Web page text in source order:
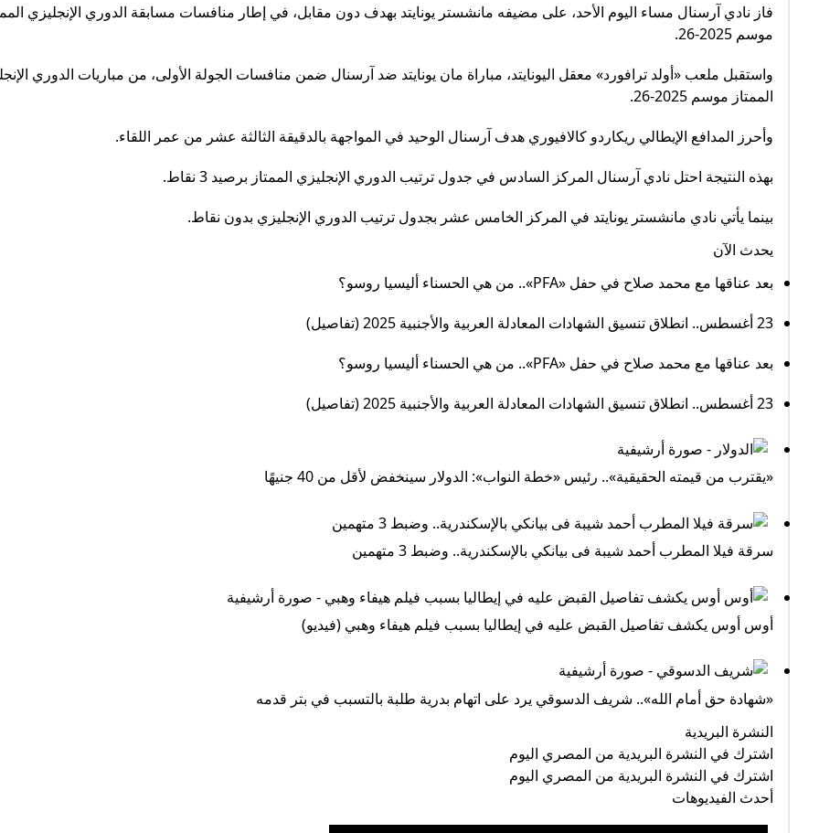
فاز نادي آرسنال مساء اليوم الأحد، على مضيفه مانشستر يونايتد بهدف دون مقابل، في إطار منافسات مسابقة الدوري الإنجليزي
موسم 2025-26.
واستقبل ملعب «أولد ترافورد» معقل اليونايتد، مباراة مان يونايتد ضد آرسنال ضمن منافسات الجولة الأولى، من مباريات الدوري
الممتاز موسم 2025-26.
وأحرز المدافع الإيطالي ريكاردو كالافيوري هدف آرسنال الوحيد في المواجهة بالدقيقة الثالثة عشر من عمر اللقاء.
بهذه النتيجة احتل نادي آرسنال المركز السادس في جدول ترتيب الدوري الإنجليزي الممتاز برصيد 3 نقاط.
بينما يأتي نادي مانشستر يونايتد في المركز الخامس عشر بجدول ترتيب الدوري الإنجليزي بدون نقاط.
يحدث الآن
بعد عناقها مع محمد صلاح في حفل «PFA».. من هي الحسناء أليسيا روسو؟
23 أغسطس.. انطلاق تنسيق الشهادات المعادلة العربية والأجنبية 2025 (تفاصيل)
بعد عناقها مع محمد صلاح في حفل «PFA».. من هي الحسناء أليسيا روسو؟
23 أغسطس.. انطلاق تنسيق الشهادات المعادلة العربية والأجنبية 2025 (تفاصيل)
«يقترب من قيمته الحقيقية».. رئيس «خطة النواب»: الدولار سينخفض لأقل من 40 جنيهًا
سرقة فيلا المطرب أحمد شيبة فى بيانكي بالإسكندرية.. وضبط 3 متهمين
أوس أوس يكشف تفاصيل القبض عليه في إيطاليا بسبب فيلم هيفاء وهبي (فيديو)
«شهادة حق أمام الله».. شريف الدسوقي يرد على اتهام بدرية طلبة بالتسبب في بتر قدمه
النشرة البريدية
اشترك في النشرة البريدية من المصري اليوم
اشترك في النشرة البريدية من المصري اليوم
أحدث الفيديوهات